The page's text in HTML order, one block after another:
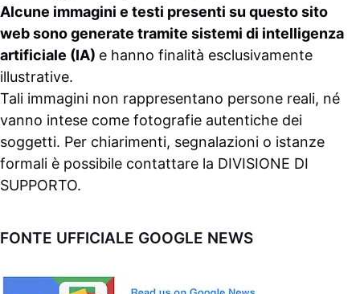
Alcune immagini e testi presenti su questo sito
web sono generate tramite sistemi di intelligenza
artificiale (IA) e hanno finalità esclusivamente
illustrative.
Tali immagini non rappresentano persone reali, né
vanno intese come fotografie autentiche dei
soggetti. Per chiarimenti, segnalazioni o istanze
formali è possibile contattare la DIVISIONE DI
SUPPORTO.
FONTE UFFICIALE GOOGLE NEWS